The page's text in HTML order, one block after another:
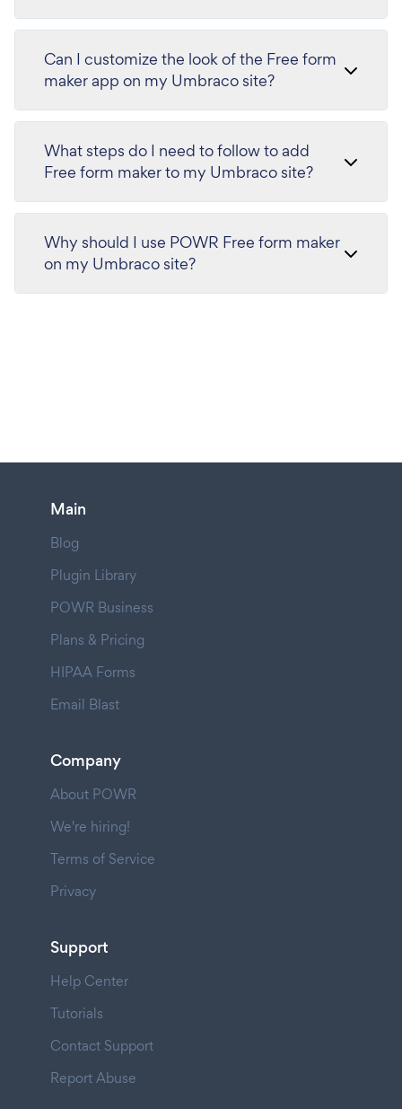
Can I customize the look of the Free form
maker app on my Umbraco site?
What steps do I need to follow to add
Free form maker to my Umbraco site?
Why should I use POWR Free form maker
on my Umbraco site?
Main
Blog
Plugin Library
POWR Business
Plans & Pricing
HIPAA Forms
Email Blast
Company
About POWR
We're hiring!
Terms of Service
Privacy
Support
Help Center
Tutorials
Contact Support
Report Abuse